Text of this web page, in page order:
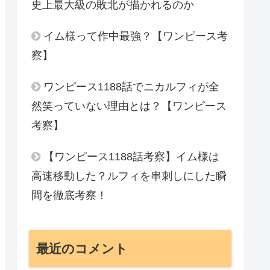
史上最大級の敗北が描かれるのか
イム様って作中最強？【ワンピース考
察】
ワンピース1188話でニカルフィが全
然笑っていない理由とは？【ワンピース
考察】
【ワンピース1188話考察】イム様は
高速移動した？ルフィを串刺しにした瞬
間を徹底考察！
最近のコメント